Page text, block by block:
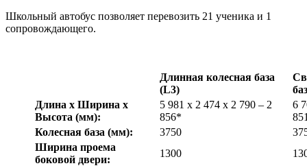
Школьный автобус позволяет перевозить 21 ученика и 1
сопровождающего.
Длинная колесная база
(L3)
Длина х Ширина х
Высота (мм):
5 981 x 2 474 x 2 790 – 2
856*
6
Колесная база (мм):
3750
Ширина проема
боковой двери:
1300